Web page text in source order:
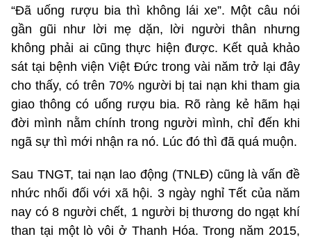
“Đã uống rượu bia thì không lái xe”. Một câu nói
gần gũi như lời mẹ dặn, lời người thân nhưng
không phải ai cũng thực hiện được. Kết quả khảo
sát tại bệnh viện Việt Đức trong vài năm trở lại đây
cho thấy, có trên 70% người bị tai nạn khi tham gia
giao thông có uống rượu bia. Rõ ràng kẻ hãm hại
đời mình nằm chính trong người mình, chỉ đến khi
ngã sự thì mới nhận ra nó. Lúc đó thì đã quá muộn.
Sau TNGT, tai nạn lao động (TNLĐ) cũng là vấn đề
nhức nhối đối với xã hội. 3 ngày nghỉ Tết của năm
nay có 8 người chết, 1 người bị thương do ngạt khí
than tại một lò vôi ở Thanh Hóa. Trong năm 2015,